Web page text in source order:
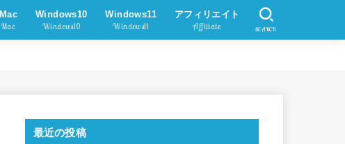
Mac
Mac
Windows10
Windows10
Windows11
Windows11
アフィリエイト
Affiliate SEARCH
最近の投稿